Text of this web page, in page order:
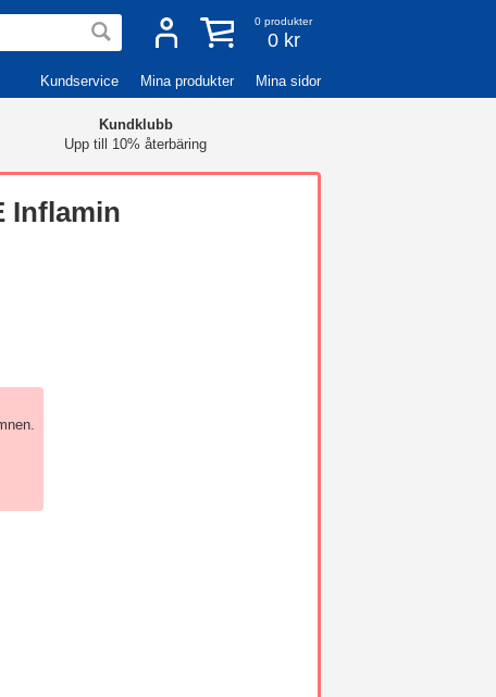
0 produkter
0 kr
Kundservice Mina produkter Mina sidor
Kundklubb
Upp till 10% återbäring
Inflamin